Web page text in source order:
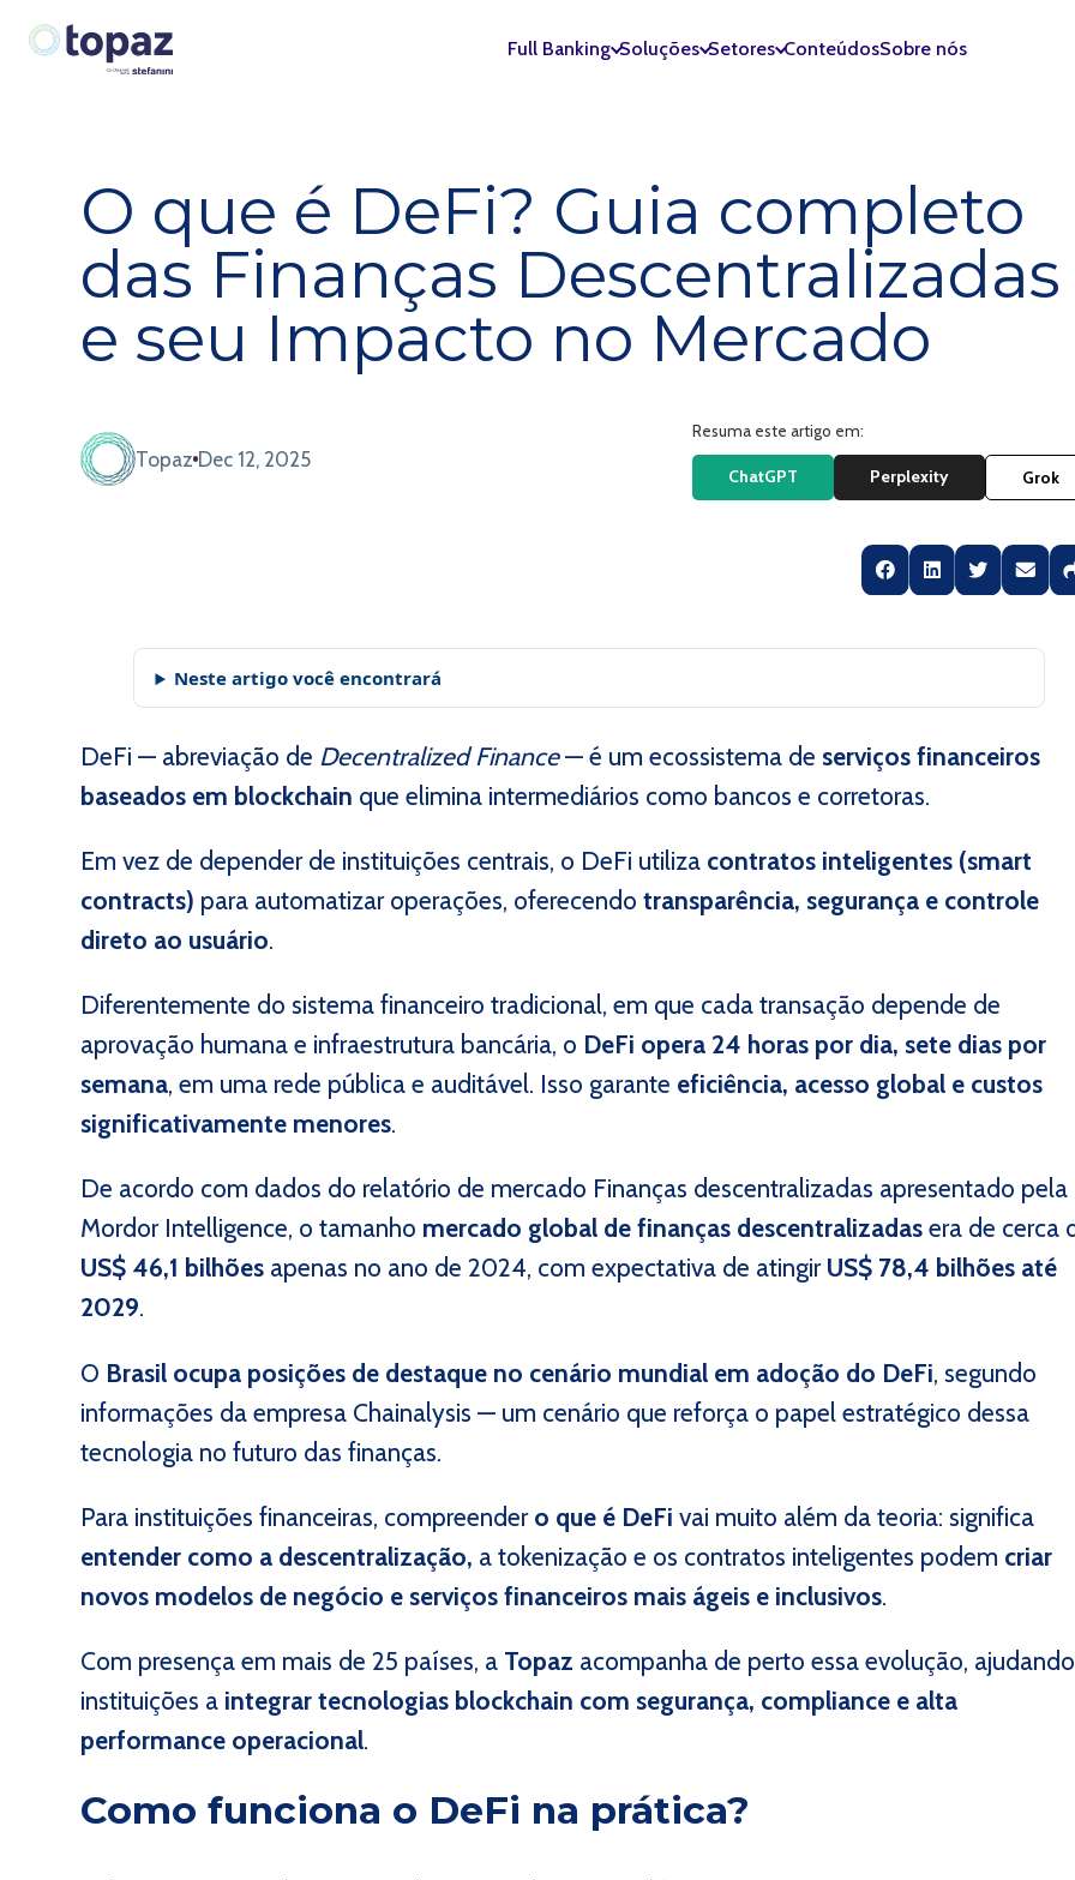
Full Banking Soluções Setores ConteúdosSobre nós
O que é DeFi? Guia completo
das Finanças Descentralizadas
e seu Impacto no Mercado
Topaz Dec 12, 2025
Resuma este artigo em:
ChatGPT Perplexity Grok
Neste artigo você encontrará
DeFi — abreviação de Decentralized Finance— é um ecossistema de serviços financeiros
baseados em blockchain que elimina intermediários como bancos e corretoras.
Em vez de depender de instituições centrais, o DeFi utiliza contratos inteligentes (smart
contracts) para automatizar operações, oferecendotransparência, segurança e controle
direto ao usuário.
Diferentemente do sistema financeiro tradicional, em que cada transação depende de
aprovação humana e infraestrutura bancária, o DeFi opera 24 horas por dia, sete dias por
semana, em uma rede pública e auditável. Isso garante eficiência, acesso global e custos
significativamente menores.
De acordo com dados do relatório de mercado Finanças descentralizadas apresentado pela
Mordor Intelligence, o tamanho mercado global de finanças descentralizadas era de cerca
US$ 46,1 bilhões apenas no ano de 2024, com expectativa de atingir US$ 78,4 bilhões até
2029.
O Brasil ocupa posições de destaque no cenário mundial em adoção do DeFi, segundo
informações da empresa Chainalysis — um cenário que reforça o papel estratégico dessa
tecnologia no futuro das finanças.
Para instituições financeiras, compreender o que é DeFi vai muito além da teoria: significa
entender como a descentralização, a tokenização e os contratos inteligentes podem criar
novos modelos de negócio e serviços financeiros mais ágeis e inclusivos.
Com presença em mais de 25 países, a Topaz acompanha de perto essa evolução, ajudando
instituições a integrar tecnologias blockchain com segurança, compliance e alta
performance operacional.
Como funciona o DeFi na prática?